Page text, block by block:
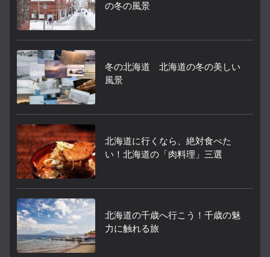
の冬の風景
冬の北海道 北海道の冬の美しい
風景
北海道に行くなら、絶対食べた
い！北海道の「肉料理」三選
北海道の千歳へ行こう！千歳の魅
力に触れる旅